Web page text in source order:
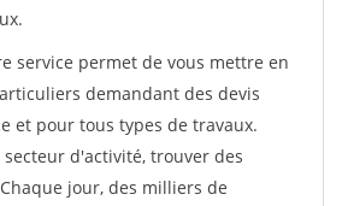
service permet de vous mettre en
demandant des devis
et pour tous types de travaux.
d'activité, trouver des
jour, des milliers de